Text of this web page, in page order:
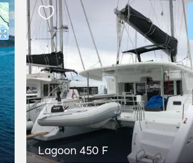
Lagoon 450 F